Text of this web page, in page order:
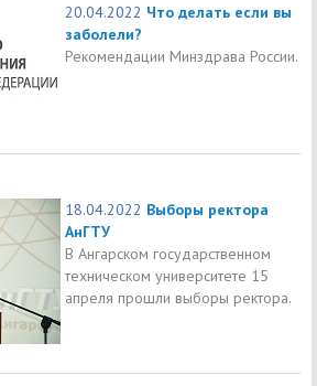
20.04.2022 Что делать если вы
заболели?
Рекомендации Минздрава России.
18.04.2022 Выборы ректора
АнГТУ
В Ангарском государственном
техническом университете 15
апреля прошли выборы ректора.